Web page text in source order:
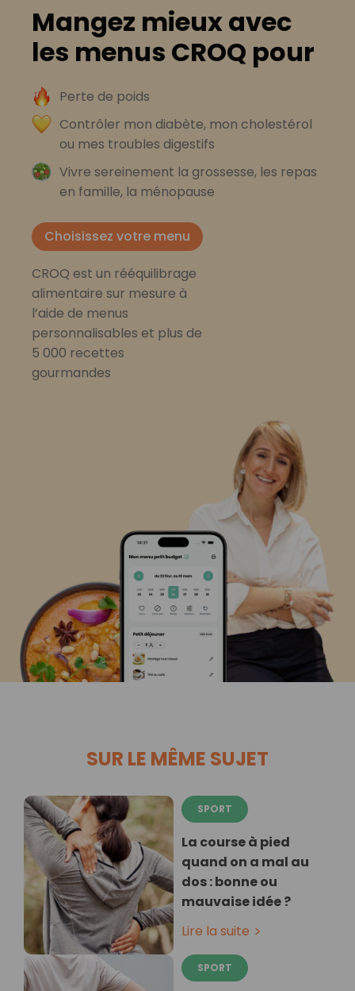
Mangez mieux avec
les menus CROQ pour
Perte de poids
Contrôler mon diabète, mon cholestérol
ou mes troubles digestifs
Vivre sereinement la grossesse, les repas
en famille, la ménopause
Choisissez votre menu
CROQ est un rééquilibrage
alimentaire sur mesure à
l’aide de menus
personnalisables et plus de
5 000 recettes
gourmandes
SUR LE MÊME SUJET
SPORT
La course à pied
quand on a mal au
dos : bonne ou
mauvaise idée ?
Lire la suite
SPORT